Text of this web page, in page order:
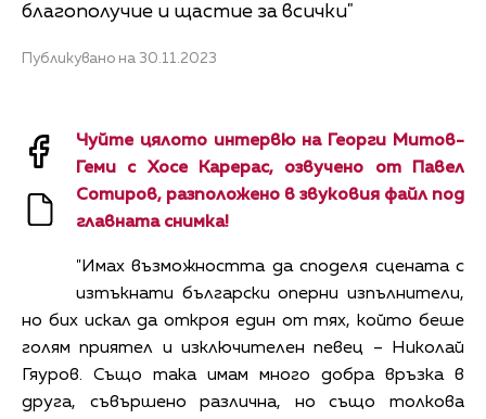
благополучие и щастие за всички"
Публикувано на 30.11.2023
Чуйте цялото интервю на Георги Митов-
Геми с Хосе Карерас, озвучено от Павел
Сотиров, разположено в звуковия файл под
главната снимка!
"Имах възможността да споделя сцената с
изтъкнати български оперни изпълнители,
но бих искал да откроя един от тях, който беше
голям приятел и изключителен певец – Николай
Гяуров. Също така имам много добра връзка в
друга, съвършено различна, но също толкова